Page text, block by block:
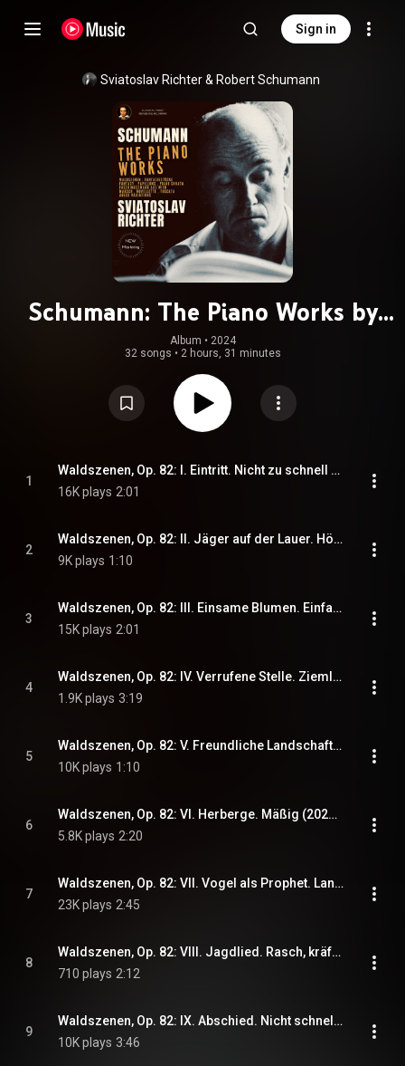
Sign in
Sviatoslav Richter & Robert Schumann
Schumann: The Piano Works by
Sviatoslav Richter (2024
Remastered)
Album • 2024
32 songs • 2 hours, 31 minutes
1
Waldszenen, Op. 82: I. Eintritt. Nicht zu schnell (2024 Remastered, Prague 1956)
16K plays 2:01
2
Waldszenen, Op. 82: II. Jäger auf der Lauer. Höchst lebhaft (2024 Remastered, Prague 1956)
9K plays 1:10
3
Waldszenen, Op. 82: III. Einsame Blumen. Einfach (2024 Remastered, Prague 1956)
15K plays 2:01
4
Waldszenen, Op. 82: IV. Verrufene Stelle. Ziemlich langsam (2024 Remastered, Prague 1956)
1.9K plays 3:19
5
Waldszenen, Op. 82: V. Freundliche Landschaft. Schnell (2024 Remastered, Prague 1956)
10K plays 1:10
6
Waldszenen, Op. 82: VI. Herberge. Mäßig (2024 Remastered, Prague 1956)
5.8K plays 2:20
7
Waldszenen, Op. 82: VII. Vogel als Prophet. Langsam, sehr zart (2024 Remastered, Prague 1956)
23K plays 2:45
8
Waldszenen, Op. 82: VIII. Jagdlied. Rasch, kräftig (2024 Remastered, Prague 1956)
710 plays 2:12
9
Waldszenen, Op. 82: IX. Abschied. Nicht schnell (2024 Remastered, Prague 1956)
10K plays 3:46